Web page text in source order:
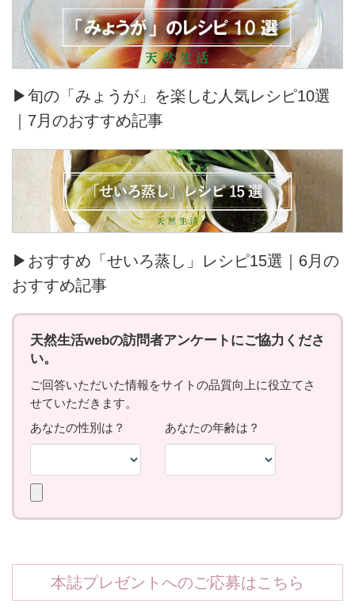
▶旬の「みょうが」を楽しむ人気レシピ10選
｜7月のおすすめ記事
▶おすすめ「せいろ蒸し」レシピ15選｜6月の
おすすめ記事
本誌プレゼントへのご応募はこちら